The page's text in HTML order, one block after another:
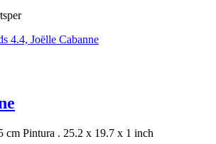
cm Pintura . 25.2 x 19.7 x 1 inch